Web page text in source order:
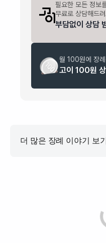
필요한 모든 정보
무료로 상담해드
부담없이 상담
월 100원에 장
고이 100원 상
더 많은 장례 이야기 보기